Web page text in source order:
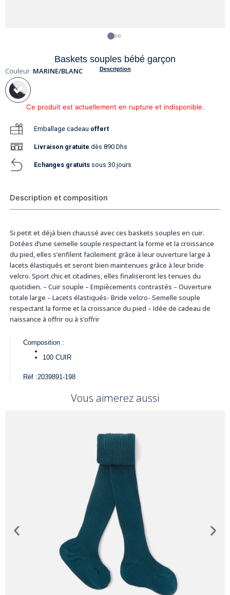
Baskets souples bébé garçon
Description
Couleur :MARINE/BLANC
Ce produit est actuellement en rupture et indisponible.
Emballage cadeau offert
Livraison gratuite dès 890 Dhs
Echanges gratuits sous 30 jours
Description et composition
Si petit et déjà bien chaussé avec ces baskets souples en cuir.
Dotées d’une semelle souple respectant la forme et la croissance
du pied, elles s’enfilent facilement grâce à leur ouverture large à
lacets élastiqués et seront bien maintenues grâce à leur bride
velcro. Sport chic et citadines, elles finaliseront les tenues du
quotidien. – Cuir souple – Empiècements contrastés – Ouverture
totale large – Lacets élastiqués- Bride velcro- Semelle souple
respectant la forme et la croissance du pied – Idée de cadeau de
naissance à offrir ou à s’offrir
Composition :
100 CUIR
Réf :2039891-198
Vous aimerez aussi